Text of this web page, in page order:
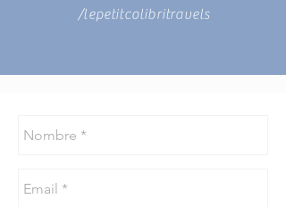
/lepetitcolibritravels